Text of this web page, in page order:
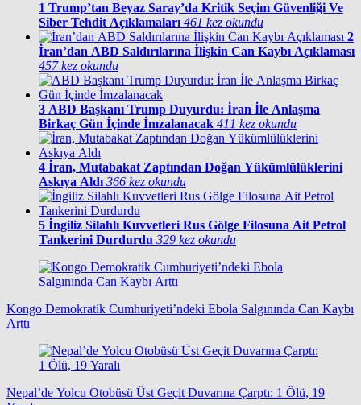
1 Trump’tan Beyaz Saray’da Kritik Seçim Güvenliği Ve
Siber Tehdit Açıklamaları 461 kez okundu
2
İran’dan ABD Saldırılarına İlişkin Can Kaybı Açıklaması
457 kez okundu
3 ABD Başkanı Trump Duyurdu: İran İle Anlaşma
Birkaç Gün İçinde İmzalanacak 411 kez okundu
4 İran, Mutabakat Zaptından Doğan Yükümlülüklerini
Askıya Aldı 366 kez okundu
5 İngiliz Silahlı Kuvvetleri Rus Gölge Filosuna Ait Petrol
Tankerini Durdurdu 329 kez okundu
Kongo Demokratik Cumhuriyeti’ndeki Ebola Salgınında Can Kaybı
Arttı
Nepal’de Yolcu Otobüsü Üst Geçit Duvarına Çarptı: 1 Ölü, 19